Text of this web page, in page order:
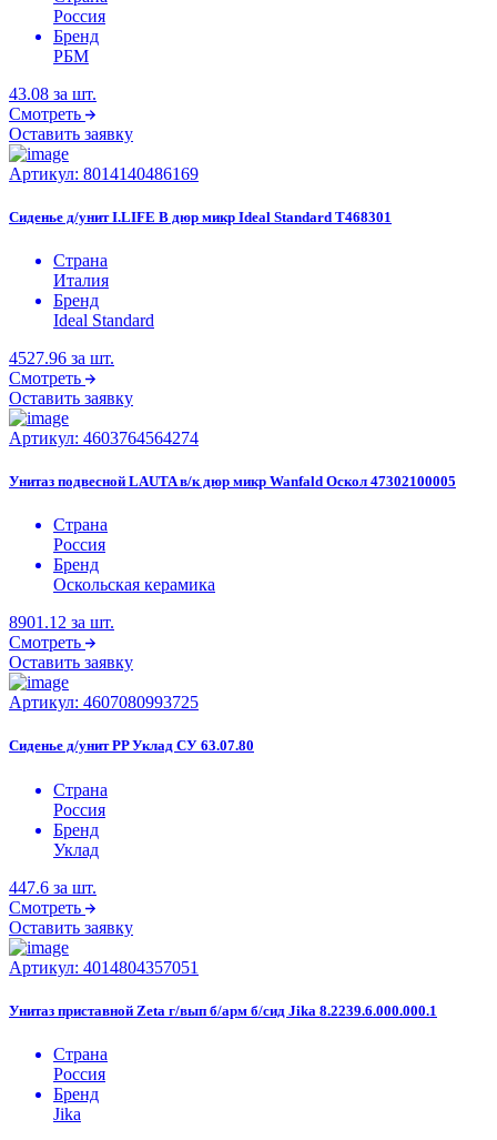
Россия
Бренд
РБМ
43.08 за шт.
Смотреть
Оставить заявку
Артикул: 8014140486169
Сиденье д/унит I.LIFE B дюр микр Ideal Standard T468301
Страна
Италия
Бренд
Ideal Standard
4527.96 за шт.
Смотреть
Оставить заявку
Артикул: 4603764564274
Унитаз подвесной LAUTA в/к дюр микр Wanfald Оскол 47302100005
Страна
Россия
Бренд
Оскольская керамика
8901.12 за шт.
Смотреть
Оставить заявку
Артикул: 4607080993725
Сиденье д/унит PP Уклад СУ 63.07.80
Страна
Россия
Бренд
Уклад
447.6 за шт.
Смотреть
Оставить заявку
Артикул: 4014804357051
Унитаз приставной Zeta г/вып б/арм б/сид Jika 8.2239.6.000.000.1
Страна
Россия
Бренд
Jika